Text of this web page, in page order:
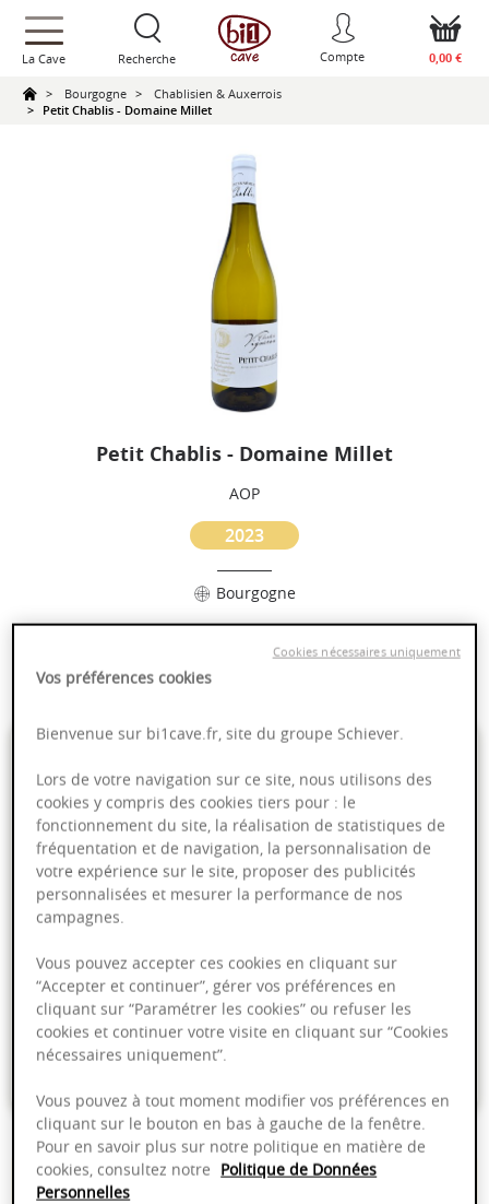
text.skipToContent
text.skipToNavigation
La Cave Recherche Compte 0,00 €
Bourgogne
Chablisien & Auxerrois
Petit Chablis - Domaine Millet
Petit Chablis - Domaine Millet
AOP
2023
Bourgogne
Complexité
10,95 €
75cl- soit 14,60 €/ L
Livraison offerte dans nos points de vente
Emballage anti-casse
12,50%
Cuve inox
Vos préférences cookies
Bienvenue sur bi1cave.fr, site du groupe Schiever.
Lors de votre navigation sur ce site, nous utilisons des
cookies y compris des cookies tiers pour : le
fonctionnement du site, la réalisation de statistiques de
fréquentation et de navigation, la personnalisation de
votre expérience sur le site, proposer des publicités
personnalisées et mesurer la performance de nos
campagnes.
Vous pouvez accepter ces cookies en cliquant sur
“Accepter et continuer”, gérer vos préférences en
cliquant sur “Paramétrer les cookies” ou refuser les
cookies et continuer votre visite en cliquant sur “Cookies
nécessaires uniquement”.
Vous pouvez à tout moment modifier vos préférences en
cliquant sur le bouton en bas à gauche de la fenêtre.
Pour en savoir plus sur notre politique en matière de
cookies, consultez notre Politique de Données
Personnelles
Cookies nécessaires uniquement